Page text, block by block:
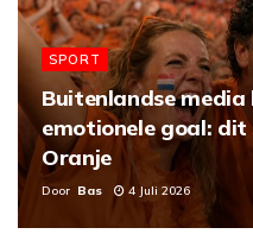
SPORT
Buitenlandse media
emotionele goal: dit
Oranje
Door Bas 4 Juli 2026